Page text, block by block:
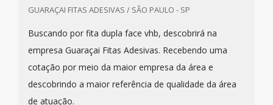
GUARAÇAI FITAS ADESIVAS / SÃO PAULO - SP
Buscando por fita dupla face vhb, descobrirá na
empresa Guaraçai Fitas Adesivas. Recebendo uma
cotação por meio da maior empresa da área e
descobrindo a maior referência de qualidade da área
de atuação.